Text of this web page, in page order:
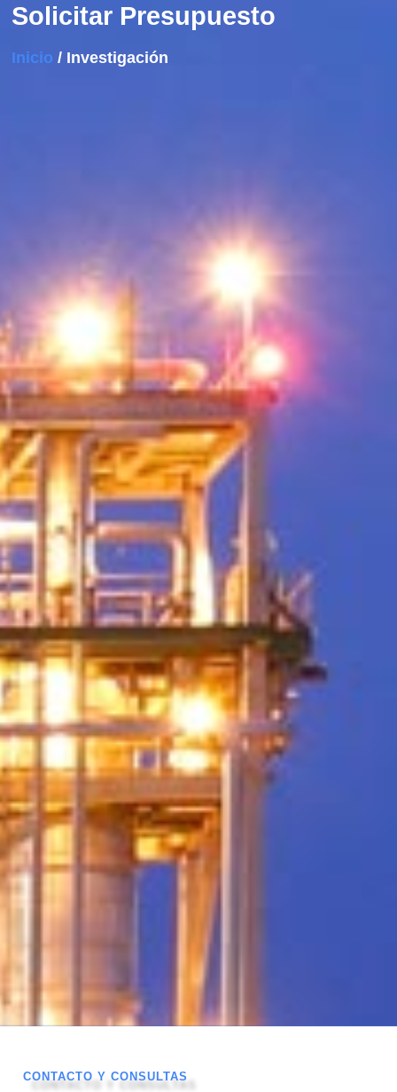
Solicitar Presupuesto
Inicio / Investigación
CONTACTO Y CONSULTAS